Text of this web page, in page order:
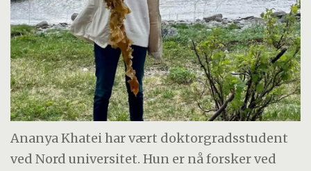
Ananya Khatei har vært doktorgradsstudent
ved Nord universitet. Hun er nå forsker ved